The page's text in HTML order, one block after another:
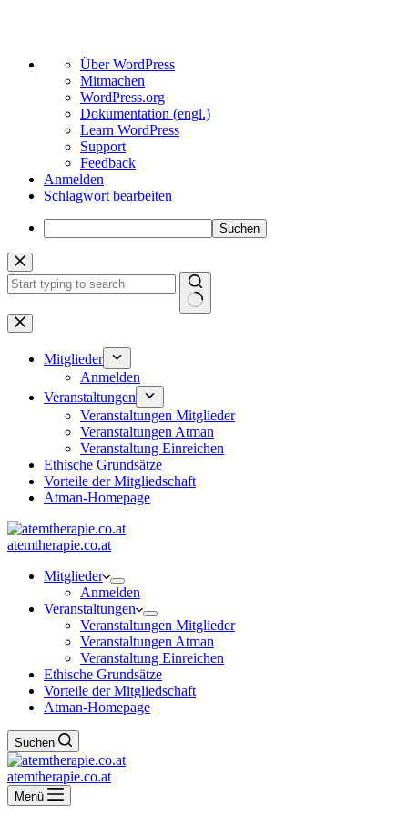
Über
WordPress
Über WordPress
Mitmachen
WordPress.org
Dokumentation (engl.)
Learn WordPress
Support
Feedback
Anmelden
Schlagwort bearbeiten
Suchen
Zum
Inhalt
springen
Keine
Ergebnisse
Mitglieder
Anmelden
Veranstaltungen
Veranstaltungen Mitglieder
Veranstaltungen Atman
Veranstaltung Einreichen
Ethische Grundsätze
Vorteile der Mitgliedschaft
Atman-Homepage
atemtherapie.co.at
Mitglieder
Anmelden
Veranstaltungen
Veranstaltungen Mitglieder
Veranstaltungen Atman
Veranstaltung Einreichen
Ethische Grundsätze
Vorteile der Mitgliedschaft
Atman-Homepage
Suchen
atemtherapie.co.at
Menü